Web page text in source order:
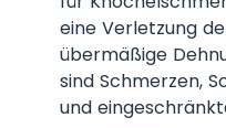
eine Verletzung
übermäßige
sind Schmerzen,
und